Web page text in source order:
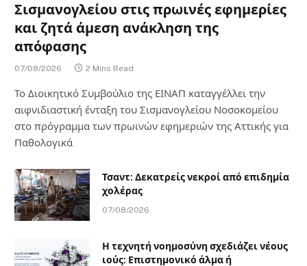
Σισμανογλείου στις πρωινές εφημερίες
και ζητά άμεση ανάκληση της
απόφασης
07/08/2026 2 Mins Read
Το Διοικητικό Συμβούλιο της ΕΙΝΑΠ καταγγέλλει την
αιφνιδιαστική ένταξη του Σισμανογλείου Νοσοκομείου
στο πρόγραμμα των πρωινών εφημεριών της Αττικής για
Παθολογικά
Τσαντ: Δεκατρείς νεκροί από επιδημία
χολέρας
07/08/2026
Η τεχνητή νοημοσύνη σχεδιάζει νέους
ιούς: Επιστημονικό άλμα ή